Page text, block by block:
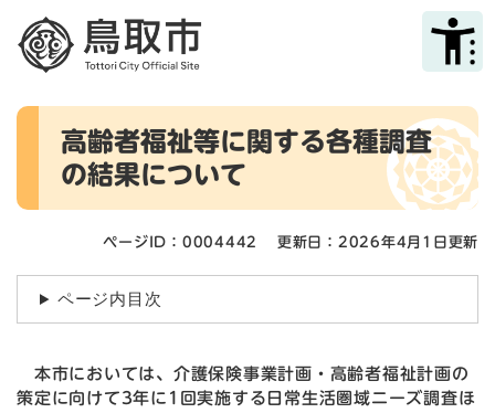
メニューを飛ばして本文へ
本
高齢者福祉等に関する各種調査
の結果について
ページID：0004442 更新日：2026年4月1日更新
ページ内目次
本市においては、介護保険事業計画・高齢者福祉計画の
策定に向けて3年に1回実施する日常生活圏域ニーズ調査ほ